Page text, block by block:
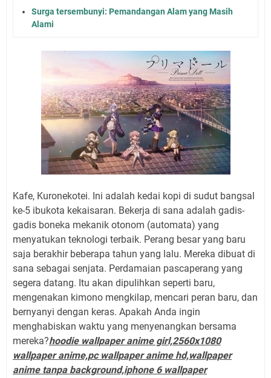
Surga tersembunyi: Pemandangan Alam yang Masih
Alami
Kafe, Kuronekotei. Ini adalah kedai kopi di sudut bangsal
ke-5 ibukota kekaisaran. Bekerja di sana adalah gadis-
gadis boneka mekanik otonom (automata) yang
menyatukan teknologi terbaik. Perang besar yang baru
saja berakhir beberapa tahun yang lalu. Mereka dibuat di
sana sebagai senjata. Perdamaian pascaperang yang
segera datang. Itu akan dipulihkan seperti baru,
mengenakan kimono mengkilap, mencari peran baru, dan
bernyanyi dengan keras. Apakah Anda ingin
menghabiskan waktu yang menyenangkan bersama
mereka?hoodie wallpaper anime girl,2560x1080
wallpaper anime,pc wallpaper anime hd,wallpaper
anime tanpa background,iphone 6 wallpaper